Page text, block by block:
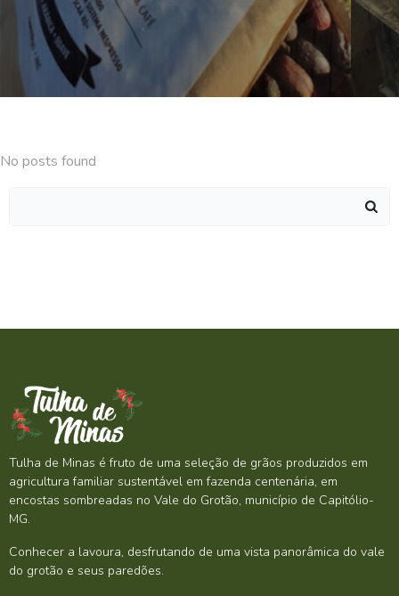
No posts found
Tulha de Minas é fruto de uma seleção de grãos produzidos em
agricultura familiar sustentável em fazenda centenária, em
encostas sombreadas no Vale do Grotão, município de Capitólio-
MG.
Conhecer a lavoura, desfrutando de uma vista panorâmica do vale
do grotão e seus paredões.